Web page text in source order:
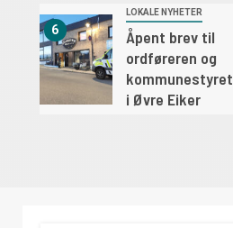
6
LOKALE NYHETER
Åpent brev til
ordføreren og
kommunestyret
i Øvre Eiker